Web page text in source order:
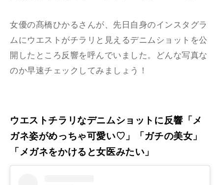
女優の髙橋ひかるさんが、先日自身のインスタグラ
ムにウエストがチラリと見えるデニムショットを公
開したところ反響を呼んでいました。どんな写真な
のか早速チェックしてみましょう！
ウエストチラリなデニムショットに反響「メ
ガネ姿がめっちゃ可愛い♡」「ガチの美女」
「メガネをかけると女医みたい」